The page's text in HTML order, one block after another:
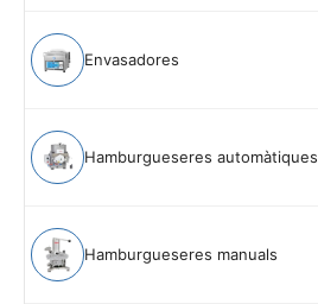
Envasadores
Hamburgueseres automàtiques
Hamburgueseres manuals